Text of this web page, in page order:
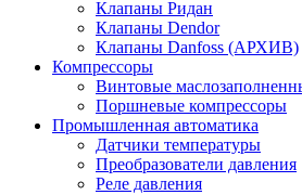
Клапаны Ридан
Клапаны Dendor
Клапаны Danfoss (АРХИВ)
Компрессоры
Винтовые
Поршневые компрессоры
Промышленная автоматика
Датчики температуры
Преобразователи давления
Реле давления